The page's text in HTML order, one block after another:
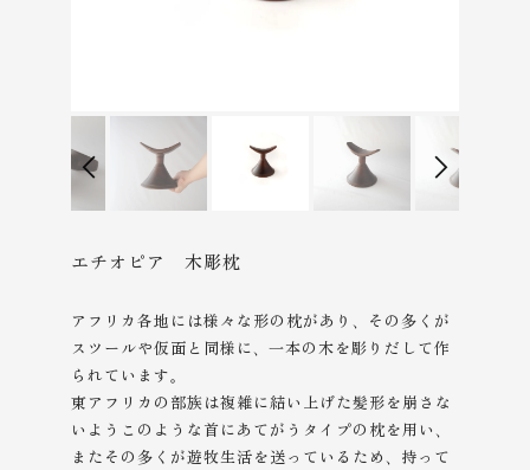
エチオピア 木彫枕
アフリカ各地には様々な形の枕があり、その多くが
スツールや仮面と同様に、一本の木を彫りだして作
られています。
東アフリカの部族は複雑に結い上げた髪形を崩さな
いようこのような首にあてがうタイプの枕を用い、
またその多くが遊牧生活を送っているため、持って